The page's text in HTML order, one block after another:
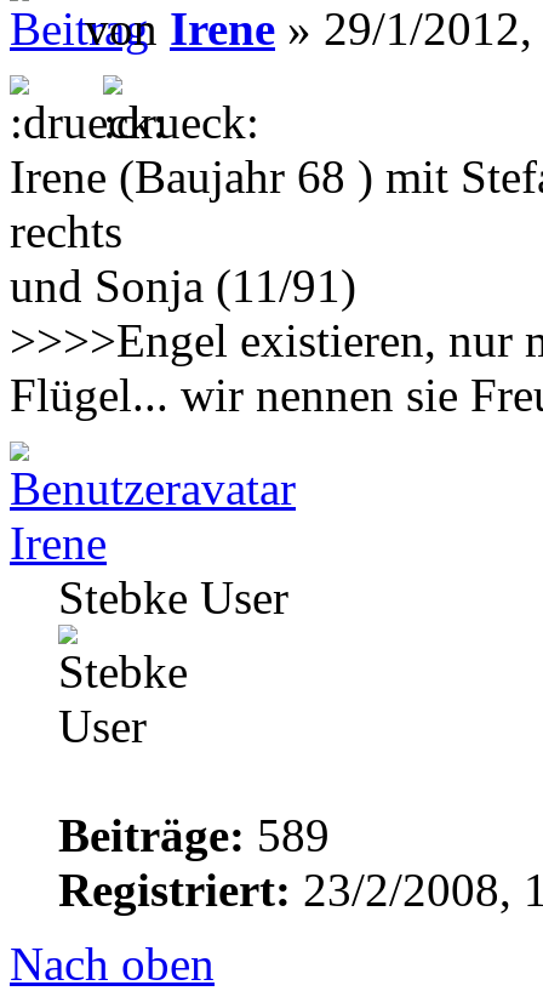
von Irene » 29/1/
Irene (Baujahr 68 ) mit
rechts
und Sonja (11/91)
>>>>Engel existieren, nur
Flügel... wir nennen sie
Irene
Stebke User
Beiträge: 589
Registriert: 23/2/2008,
Nach oben